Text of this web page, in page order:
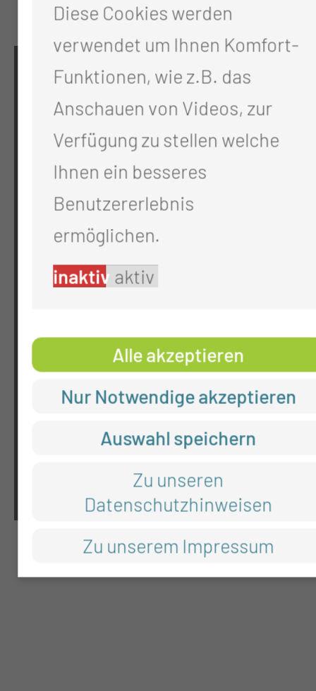
KONTAKT
0355 46 -0
info@mul-ct.de
mul-ct.de
ADRESSE
Thiemstr. 111
RECHTLICHES
Impressum
Datenschutz
Diese Cookies werden
verwendet um Ihnen Komfort-
Funktionen, wie z.B. das
Anschauen von Videos, zur
Verfügung zu stellen welche
Ihnen ein besseres
Benutzererlebnis
ermöglichen.
inaktiv aktiv
Alle akzeptieren
Nur Notwendige akzeptieren
Auswahl speichern
Zu unseren
Datenschutzhinweisen
Zu unserem Impressum